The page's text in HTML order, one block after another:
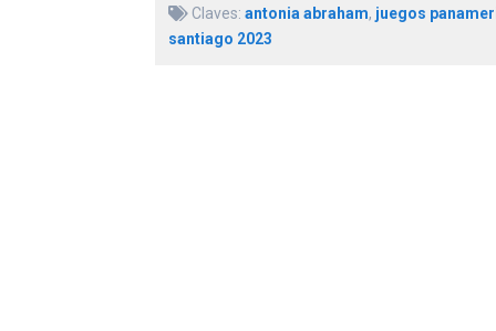
Claves: antonia abraham, juegos
santiago 2023